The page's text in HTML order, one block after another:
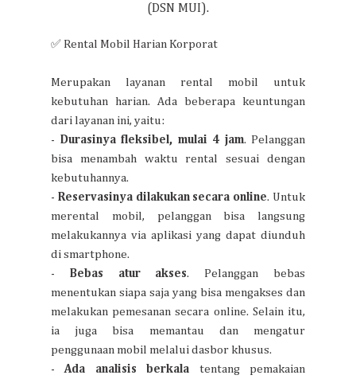
(DSN MUI).
✅ Rental Mobil Harian Korporat
Merupakan layanan rental mobil untuk
kebutuhan harian. Ada beberapa keuntungan
dari layanan ini, yaitu:
- Durasinya fleksibel, mulai 4 jam. Pelanggan
bisa menambah waktu rental sesuai dengan
kebutuhannya.
- Reservasinya dilakukan secara online. Untuk
merental mobil, pelanggan bisa langsung
melakukannya via aplikasi yang dapat diunduh
di smartphone.
- Bebas atur akses. Pelanggan bebas
menentukan siapa saja yang bisa mengakses dan
melakukan pemesanan secara online. Selain itu,
ia juga bisa memantau dan mengatur
penggunaan mobil melalui dasbor khusus.
-Ada analisis berkala tentang pemakaian